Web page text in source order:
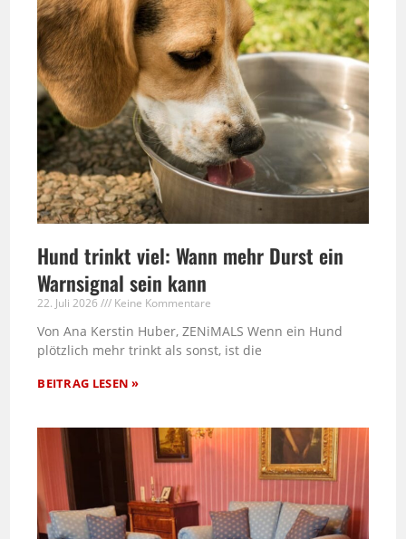
Hund trinkt viel: Wann mehr Durst ein
Warnsignal sein kann
22. Juli 2026 Keine Kommentare
Von Ana Kerstin Huber, ZENiMALS Wenn ein Hund
plötzlich mehr trinkt als sonst, ist die
BEITRAG LESEN »